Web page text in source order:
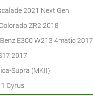
2021 Next Gen
ZR2 2018
E300 W213 4matic 2017
2017
Supra (MKII)
Cyrus